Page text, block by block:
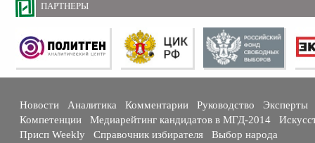
ПАРТНЕРЫ
Новости Аналитика Комментарии Руководство
Эксперты
Компетенции
Медиарейтинг кандидатов в МГД-2014
Присп Weekly
Справочник избирателя
Выбор народа